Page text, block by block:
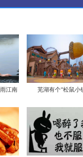
江南 芜湖有个“松鼠小